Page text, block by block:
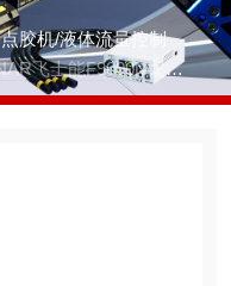
点胶机/液体流量控制
飞士能F9000N龙门